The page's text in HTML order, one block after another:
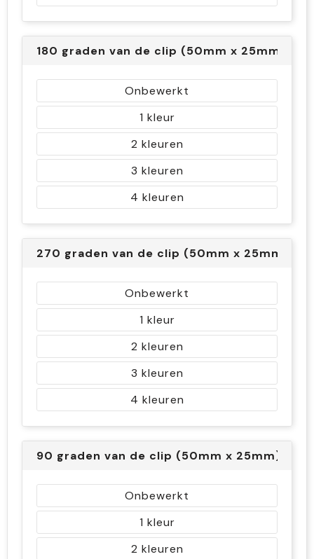
180 graden van de clip (50mm x 25mm)
Onbewerkt
1
2
3
4
270 graden van de clip (50mm x 25mm)
Onbewerkt
1
2
3
4
90 graden van de clip (50mm x 25mm)
Onbewerkt
1
2